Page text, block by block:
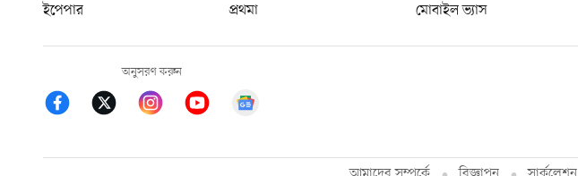
ইপেপার
প্রথমা মোবাইল ভ্যাস
অনুসরণ করুন